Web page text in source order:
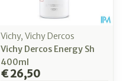
Vichy, Vichy Dercos
Vichy Dercos Energy Sh
400ml
€ 26,50